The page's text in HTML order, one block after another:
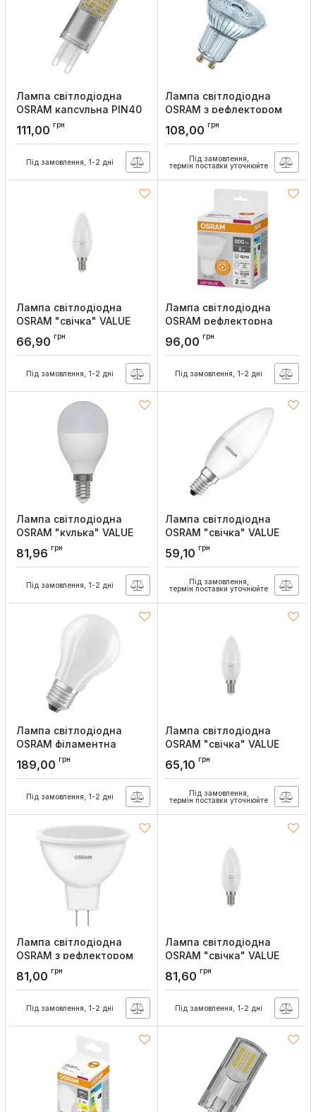
Лампа світлодіодна
OSRAM капсульна PIN40
3,8W/840 230V G9
Артикул:
111,00 грн
Під замовлення, 1-2 дні
Лампа світлодіодна
OSRAM з рефлектором
PAR16 80 non-dim 36°
6,9W/840 GU10
108,00 грн
Під замовлення,
термін поставки уточнюйте
Лампа світлодіодна
OSRAM "свічка" VALUE
CLAS B60 6,5W/830 230V
E14
66,90 грн
Під замовлення, 1-2 дні
Лампа світлодіодна
OSRAM рефлекторна
PAR16 75 8W/840 230V
GU10
96,00 грн
Під замовлення, 1-2 дні
Лампа світлодіодна
OSRAM "кулька" VALUE
CLAS P75 7,5W/840 230V
E27
81,96 грн
Під замовлення, 1-2 дні
Лампа світлодіодна
OSRAM "свічка" VALUE
CLASLB60 6,5W/865 230V
E14
59,10 грн
Під замовлення,
термін поставки уточнюйте
Лампа світлодіодна
OSRAM філаментна
"груша" LED CL A100 DIM
12W/840 230V FIL FR E27
189,00 грн
Під замовлення, 1-2 дні
Лампа світлодіодна
OSRAM "свічка" VALUE
CLASB60 6,5W/840 230V
E14
65,10 грн
Під замовлення,
термін поставки уточнюйте
Лампа світлодіодна
OSRAM з рефлектором
MR16 50 6W/840 230V
GU5.3
81,00 грн
Під замовлення, 1-2 дні
Лампа світлодіодна
OSRAM "свічка" VALUE
CLAS B75 7,5W/830 230V
E14
81,60 грн
Під замовлення, 1-2 дні